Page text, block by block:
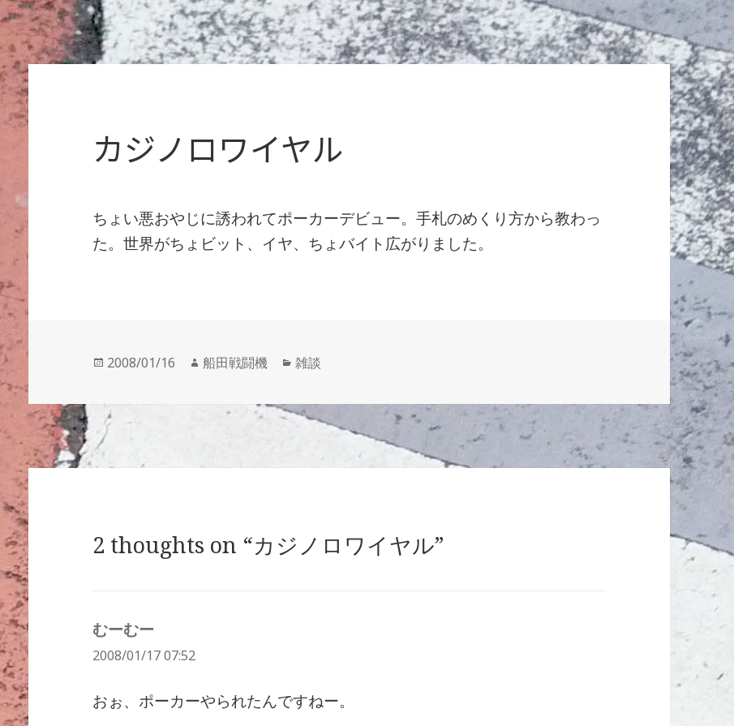
カジノロワイヤル
ちょい悪おやじに誘われてポーカーデビュー。手札のめくり方から教わっ
た。世界がちょビット、イヤ、ちょバイト広がりました。
投
2008/01/16
作
船田戦闘機
カ
ゴ
リ
雑談
2 thoughts on “カジノロワイヤル”
むーむー
り:
2008/01/17 07:52
おぉ、ポーカーやられたんですねー。